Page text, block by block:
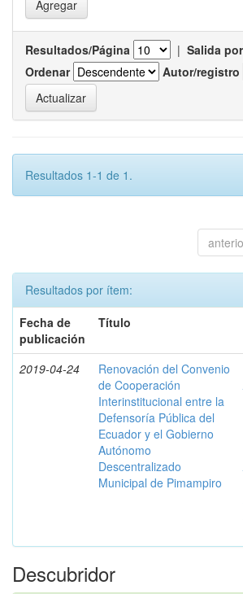
Resultados/Página | Salida por
Ordenar
Autor/registro
Resultados 1-1 de 1.
Resultados por ítem:
Fecha de
publicación
Título
2019-04-24
Renovación del Convenio
de Cooperación
Interinstitucional entre la
Defensoría Pública del
Ecuador y el Gobierno
Autónomo
Descentralizado
Municipal de Pimampiro
Descubridor